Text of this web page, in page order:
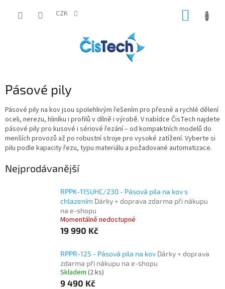
CZK
Pásové pily
Pásové pily na kov jsou spolehlivým řešením pro přesné a rychlé dělení
oceli, nerezu, hliníku i profilů v dílně i výrobě. V nabídce ČisTech najdete
pásové pily pro kusové i sériové řezání – od kompaktních modelů do
menších provozů až po robustní stroje pro vysoké zatížení. Vyberte si
pilu podle kapacity řezu, typu materiálu a požadované automatizace.
Nejprodávanější
RPPK-115UHC/230 - Pásová pila na kov s
chlazením Dárky + doprava zdarma při nákupu
na e-shopu
Momentálně nedostupné
19 990 Kč
RPPR-125 - Pásová pila na kov Dárky + doprava
zdarma při nákupu na e-shopu
Skladem (2 ks)
9 490 Kč